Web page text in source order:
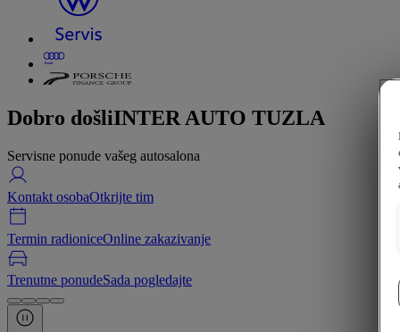
Dobro došliINTER AUTO TUZLA
Servisne ponude vašeg autosalona
Kontakt osobaOtkrijte tim
Termin radioniceOnline zakazivanje
Trenutne ponudeSada pogledajte